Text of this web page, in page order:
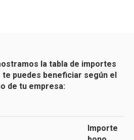
la tabla de importes
te puedes beneficiar según el
de tu empresa:
Importe